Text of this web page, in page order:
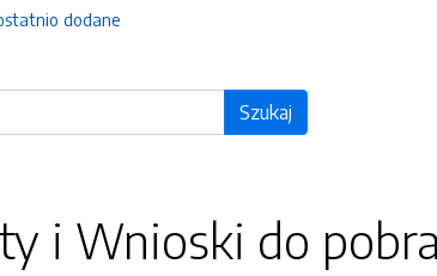
dodane
Szukaj
i Wnioski do